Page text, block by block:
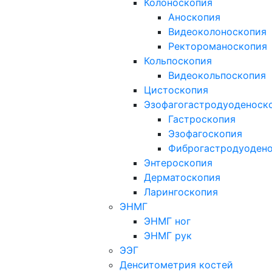
Колоноскопия
Аноскопия
Видеоколоноскопия
Ректороманоскопия
Кольпоскопия
Видеокольпоскопия
Цистоскопия
Гастроскопия
Эзофагоскопия
Энтероскопия
Дерматоскопия
Ларингоскопия
ЭНМГ
ЭНМГ ног
ЭНМГ рук
ЭЭГ
Денситометрия костей